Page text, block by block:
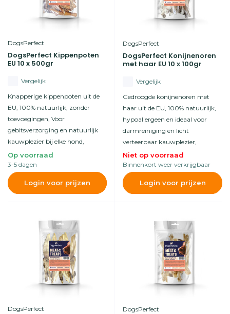
DogsPerfect
DogsPerfect Kippenpoten
EU 10 x 500gr
Vergelijk
Knapperige kippenpoten uit de
EU, 100% natuurlijk, zonder
toevoegingen, Voor
gebitsverzorging en natuurlijk
kauwplezier bij elke hond,
Op voorraad
3-5 dagen
Login voor prijzen
DogsPerfect
DogsPerfect Konijnenoren
met haar EU 10 x 100gr
Vergelijk
Gedroogde konijnenoren met
haar uit de EU, 100% natuurlijk,
hypoallergeen en ideaal voor
darmreiniging en licht
verteerbaar kauwplezier,
Niet op voorraad
Binnenkort weer verkrijgbaar
Login voor prijzen
DogsPerfect DogsPerfect